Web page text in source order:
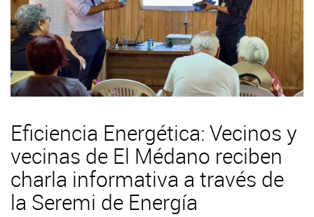
Eficiencia Energética: Vecinos y
vecinas de El Médano reciben
charla informativa a través de
la Seremi de Energía